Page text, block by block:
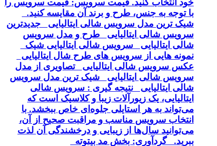
خود انتخاب کنید. قیمت سرویس: قیمت سرویس را
با توجه به جنس، طرح و برند آن مقایسه کنید.
شیک ترین مدل سرویس شالی ایتالیایی جدیدترین
سرویس شالی ایتالیایی طرح و مدل سرویس
شالی ایتالیایی سرویس شالی ایتالیایی شیک
نمونه هایی از سرویس های طرح شال ایتالیایی
عکس سرویس شالی ایتالیایی تصاویری از مدل
سرویس شالی ایتالیایی شیک ترین مدل سرویس
شالی ایتالیایی نتیجه گیری : سرویس شالی
ایتالیایی، یک زیورآلات زیبا و کلاسیک است که
می‌تواند به هر استایلی جلوه‌ای خاص ببخشد. با
انتخاب سرویس مناسب و مراقبت صحیح از آن،
می‌توانید سال‌ها از زیبایی و درخشندگی آن لذت
ببرید. گردآوری: بخش مد بیتوته